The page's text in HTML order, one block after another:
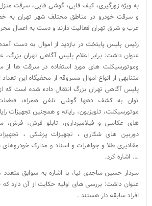
به ویژه زورگیری، کیف قاپی، گوشی قاپی، سرقت
و سرقت خودرو در مناطق مختلف شهر تهران به
غرب و شرق تهران فعالیت دارند و دست به اعمال
رئیس پلیس پایتخت در بازدید از اموال به دست
عنوان داشت: برابر اعلام پلیس آگاهی تهران بزرگ،
وموتورسیکلت های مورد استفاده در سرقت ها از
متنابهی از انواع اموال مسروقه از مخفیگاه این
پلیس آگاهی تهران بزرگ انتقال داده شده است که
توان به کشف دهها گوشی تلفن همراه،
موتورسیکلت، تلویزیون، رایانه و همچنین تجهیزات
های عکاسی و فیلامبرداری، تابلو فرش،
دوربین های شکاری ، تجهیزات پزشکی ،
مقادیری طلا و جواهرات و اسناد و مدارک
…. اشاره کرد.
سردار حسین ساجدی نیا، با اشاره به سوابق
افراد سابقه دار هستند .